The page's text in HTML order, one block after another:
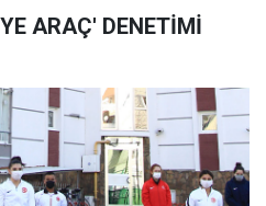
ARAÇ' DENETİMİ